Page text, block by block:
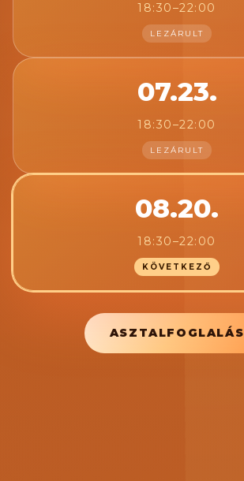
18:30–22:00
LEZÁRULT
07.23.
18:30–22:00
LEZÁRULT
08.20.
18:30–22:00
KÖVETKEZŐ
ASZTALFOGLALÁS